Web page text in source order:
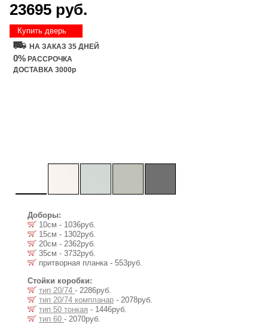
23695 руб.
Купить дверь
НА ЗАКАЗ 35 ДНЕЙ
0% РАССРОЧКА
ДОСТАВКА 3000р
Доборы:
10см - 1036руб.
15см - 1302руб.
20см - 2362руб.
35см - 3732руб.
притворная планка - 553руб.
Стойки коробки:
тип 20/74 - 2286руб.
тип 20/74 компланар - 2078руб.
тип 50 тонкая - 1446руб.
тип 60 - 2070руб.